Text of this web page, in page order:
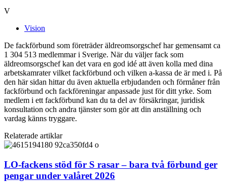
V
Vision
De fackförbund som företräder äldreomsorgschef har gemensamt ca
1 304 513 medlemmar i Sverige. När du väljer fack som
äldreomsorgschef kan det vara en god idé att även kolla med dina
arbetskamrater vilket fackförbund och vilken a-kassa de är med i. På
den här sidan hittar du även aktuella erbjudanden och förmåner från
fackförbund och fackföreningar anpassade just för ditt yrke. Som
medlem i ett fackförbund kan du ta del av försäkringar, juridisk
konsultation och andra tjänster som gör att din anställning och
vardag känns tryggare.
Relaterade artiklar
LO-fackens stöd för S rasar – bara två förbund ger
pengar under valåret 2026